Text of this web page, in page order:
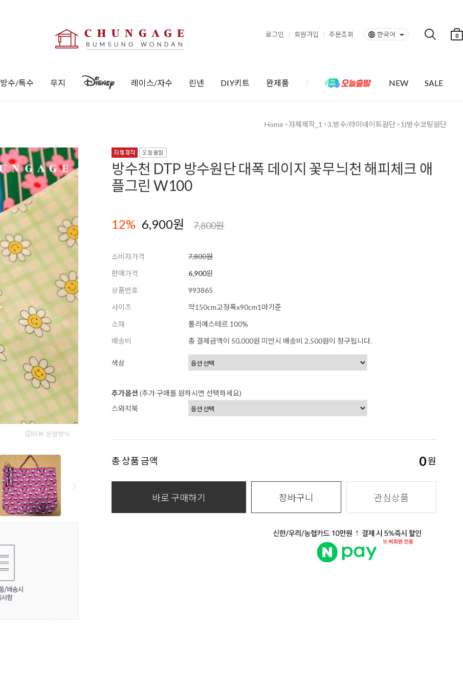
로그인 회원가입 주문조회 한국어 0
방수/특수 무지 레이스/자수 린넨 DIY키트 완제품 NEW SALE
Home >자체제작_1 >3.방수/라미네이트원단 > 1)방수코팅원단
방수천 DTP 방수원단 대폭 데이지 꽃무늬천 해피체크 애
플그린 W100
12% 6,900원 7,800원
소비자가격
7,800원
판매가격
6,900원
상품번호
993865
사이즈
약150cm고정폭x90cm1마기준
소재
폴리에스테르 100%
배송비
총 결제금액이 50,000원 미만시 배송비 2,500원이 청구됩니다.
색상
추가옵션 (추가 구매를 원하시면 선택하세요)
스와치북
총 상품 금액 0원
바로 구매하기 장바구니 관심상품